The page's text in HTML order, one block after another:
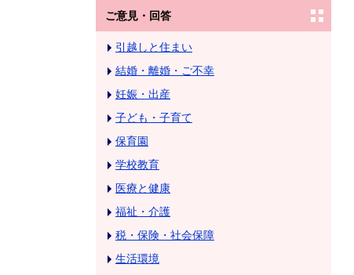
ご意見・回答
引越しと住まい
結婚・離婚・ご不幸
妊娠・出産
子ども・子育て
保育園
学校教育
医療と健康
福祉・介護
税・保険・社会保障
生活環境